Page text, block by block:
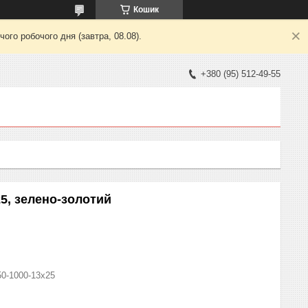
Кошик
робочого дня (завтра, 08.08).
+380 (95) 512-49-55
зелено-золотий
1000-13x25